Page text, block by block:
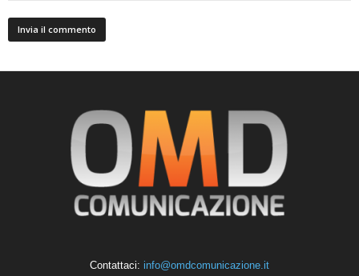
Contattaci: info@omdcomunicazione.it